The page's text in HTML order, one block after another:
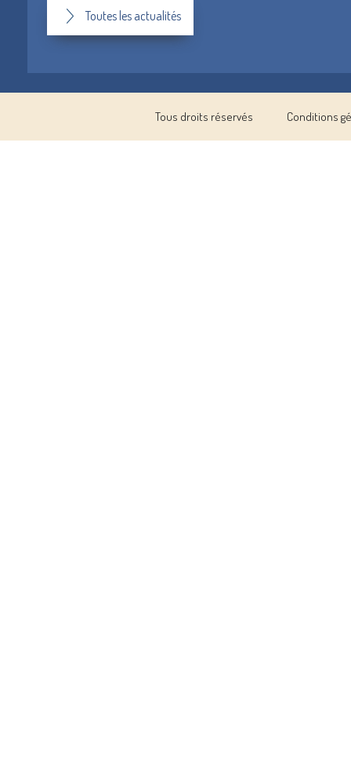
Toutes les actualités
Tous droits réservés Conditions